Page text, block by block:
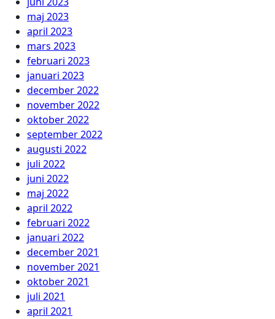
maj 2023
april 2023
mars 2023
februari 2023
januari 2023
december 2022
november 2022
oktober 2022
september 2022
augusti 2022
juli 2022
juni 2022
maj 2022
april 2022
februari 2022
januari 2022
december 2021
november 2021
oktober 2021
juli 2021
april 2021